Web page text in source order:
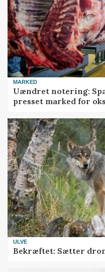
MARKED
Uændret notering:
presset marked for
ULVE
Bekræftet: Sætter